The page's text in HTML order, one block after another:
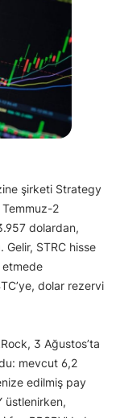
şirketi Strategy
Temmuz-2
dolardan,
Gelir, STRC hisse
etmede
dolar rezervi
3 Ağustos’ta
mevcut 6,2
edilmiş pay
üstlenirken,